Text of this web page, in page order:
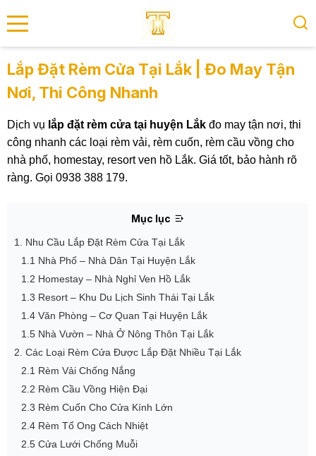
menu
Lắp Đặt Rèm Cửa Tại Lắk | Đo May Tận
Nơi, Thi Công Nhanh
Dịch vụ lắp đặt rèm cửa tại huyện Lắk đo may tận nơi, thi
công nhanh các loại rèm vải, rèm cuốn, rèm cầu vồng cho
nhà phố, homestay, resort ven hồ Lắk. Giá tốt, bảo hành rõ
ràng. Gọi 0938 388 179.
Mục lục
1. Nhu Cầu Lắp Đặt Rèm Cửa Tại Lắk
1.1 Nhà Phố – Nhà Dân Tại Huyện Lắk
1.2 Homestay – Nhà Nghỉ Ven Hồ Lắk
1.3 Resort – Khu Du Lịch Sinh Thái Tại Lắk
1.4 Văn Phòng – Cơ Quan Tại Huyện Lắk
1.5 Nhà Vườn – Nhà Ở Nông Thôn Tại Lắk
2. Các Loại Rèm Cửa Được Lắp Đặt Nhiều Tại Lắk
2.1 Rèm Vải Chống Nắng
2.2 Rèm Cầu Vồng Hiện Đại
2.3 Rèm Cuốn Cho Cửa Kính Lớn
2.4 Rèm Tổ Ong Cách Nhiệt
2.5 Cửa Lưới Chống Muỗi